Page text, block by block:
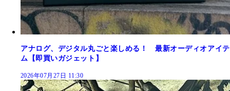
アナログ、デジタル丸ごと楽しめる！ 最新オーディオアイテ
ム【即買いガジェット】
2026年07月27日 11:30